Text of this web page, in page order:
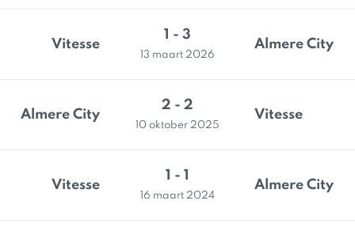
Vitesse
1 - 3
13 maart 2026
Almere City
Almere City
2 - 2
10 oktober 2025
Vitesse
Vitesse
1 - 1
16 maart 2024
Almere City